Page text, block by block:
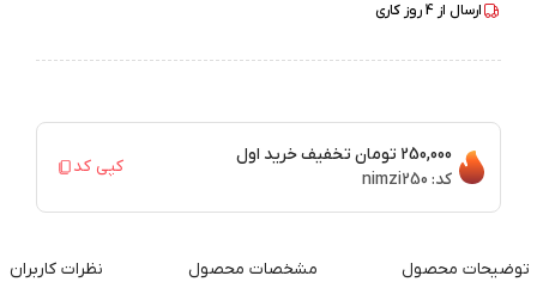
ارسال از 4روز کاری
250,000 تومان
تخفیف خرید اول
کد: nimzi250
کپی کد
توضیحات محصول مشخصات محصول نظرات کاربران